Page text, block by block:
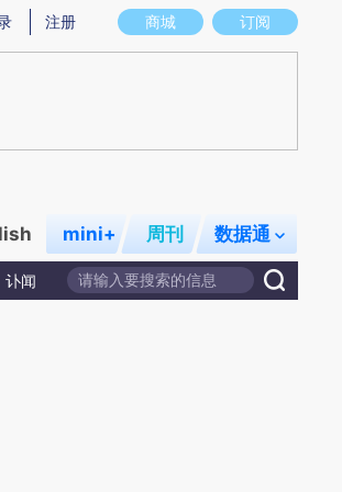
意图存在偏差。不代表财新观点和立场。推荐点击链
商城 订阅
注册
mini+ 周刊 数据通
讣闻